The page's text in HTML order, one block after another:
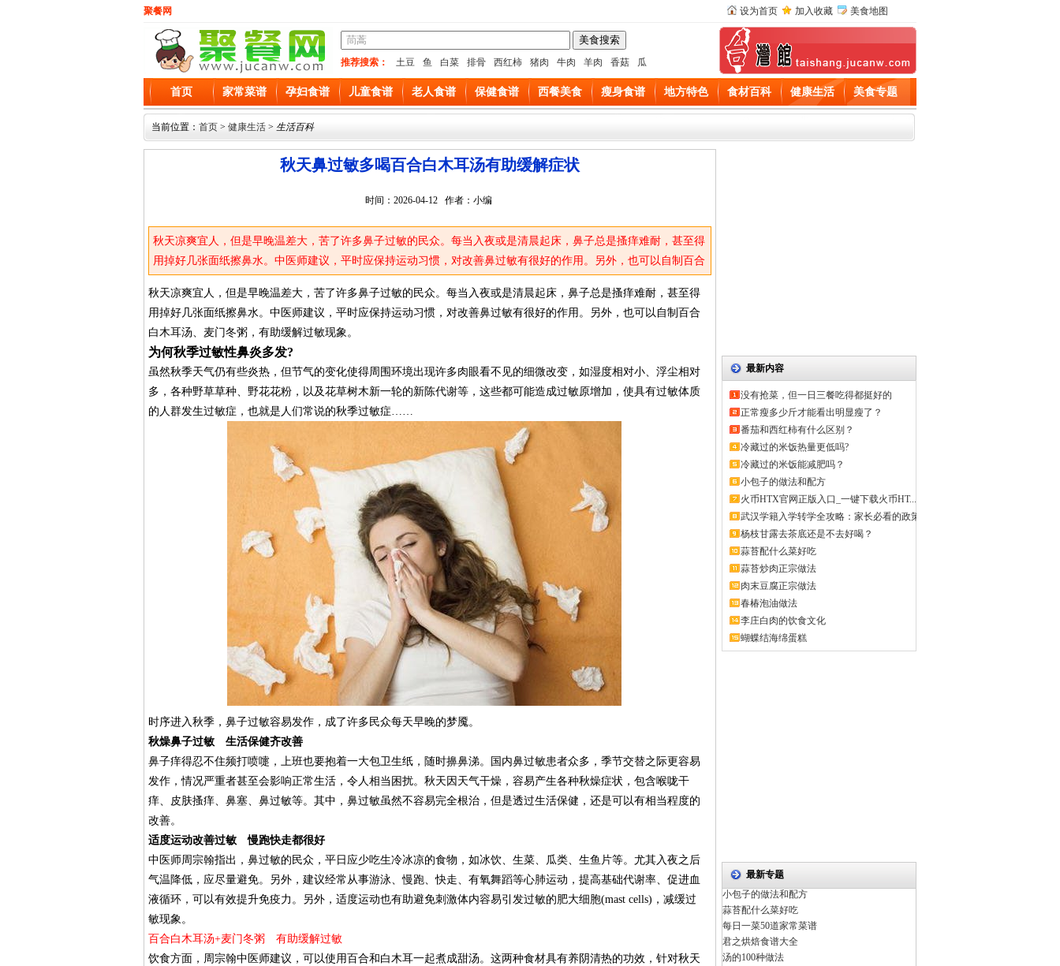
聚餐网 设为首页 加入收藏 美食地图
推荐搜索： 土豆 鱼 白菜 排骨 西红柿 猪肉 牛肉 羊肉 香菇 瓜
首页 家常菜谱 孕妇食谱 儿童食谱 老人食谱 保健食谱 西餐美食 瘦身食谱 地方特色 食材百科 健康生活 美食专题
当前位置： 首页 > 健康生活 > 生活百科
秋天鼻过敏多喝百合白木耳汤有助缓解症状
时间：2026-04-12 作者：小编
秋天凉爽宜人，但是早晚温差大，苦了许多鼻子过敏的民众。每当入夜或是清晨起床，鼻子总是搔痒难耐，甚至得
用掉好几张面纸擦鼻水。中医师建议，平时应保持运动习惯，对改善鼻过敏有很好的作用。另外，也可以自制百合
秋天凉爽宜人，但是早晚温差大，苦了许多鼻子过敏的民众。每当入夜或是清晨起床，鼻子总是搔痒难耐，甚至得
用掉好几张面纸擦鼻水。中医师建议，平时应保持运动习惯，对改善鼻过敏有很好的作用。另外，也可以自制百合
白木耳汤、麦门冬粥，有助缓解过敏现象。
为何秋季过敏性鼻炎多发?
虽然秋季天气仍有些炎热，但节气的变化使得周围环境出现许多肉眼看不见的细微改变，如湿度相对小、浮尘相对
多，各种野草草种、野花花粉，以及花草树木新一轮的新陈代谢等，这些都可能造成过敏原增加，使具有过敏体质
的人群发生过敏症，也就是人们常说的秋季过敏症……
时序进入秋季，鼻子过敏容易发作，成了许多民众每天早晚的梦魇。
秋燥鼻子过敏 生活保健齐改善
鼻子痒得忍不住频打喷嚏，上班也要抱着一大包卫生纸，随时擤鼻涕。国内鼻过敏患者众多，季节交替之际更容易
发作，情况严重者甚至会影响正常生活，令人相当困扰。秋天因天气干燥，容易产生各种秋燥症状，包含喉咙干
痒、皮肤搔痒、鼻塞、鼻过敏等。其中，鼻过敏虽然不容易完全根治，但是透过生活保健，还是可以有相当程度的
改善。
适度运动改善过敏 慢跑快走都很好
中医师周宗翰指出，鼻过敏的民众，平日应少吃生冷冰凉的食物，如冰饮、生菜、瓜类、生鱼片等。尤其入夜之后
气温降低，应尽量避免。另外，建议经常从事游泳、慢跑、快走、有氧舞蹈等心肺运动，提高基础代谢率、促进血
液循环，可以有效提升免疫力。另外，适度运动也有助避免刺激体内容易引发过敏的肥大细胞(mast cells)，减缓过
敏现象。
百合白木耳汤+麦门冬粥 有助缓解过敏
饮食方面，周宗翰中医师建议，可以使用百合和白木耳一起煮成甜汤。这两种食材具有养阴清热的功效，针对秋天
最新内容
没有抢菜，但一日三餐吃得都挺好的
正常瘦多少斤才能看出明显瘦了？
番茄和西红柿有什么区别？
冷藏过的米饭热量更低吗?
冷藏过的米饭能减肥吗？
小包子的做法和配方
火币HTX官网正版入口_一键下载火币HT...
武汉学籍入学转学全攻略：家长必看的政策
解...
杨枝甘露去茶底还是不去好喝？
蒜苔配什么菜好吃
蒜苔炒肉正宗做法
肉末豆腐正宗做法
春椿泡油做法
李庄白肉的饮食文化
蝴蝶结海绵蛋糕
最新专题
小包子的做法和配方
蒜苔配什么菜好吃
每日一菜50道家常菜谱
君之烘焙食谱大全
汤的100种做法